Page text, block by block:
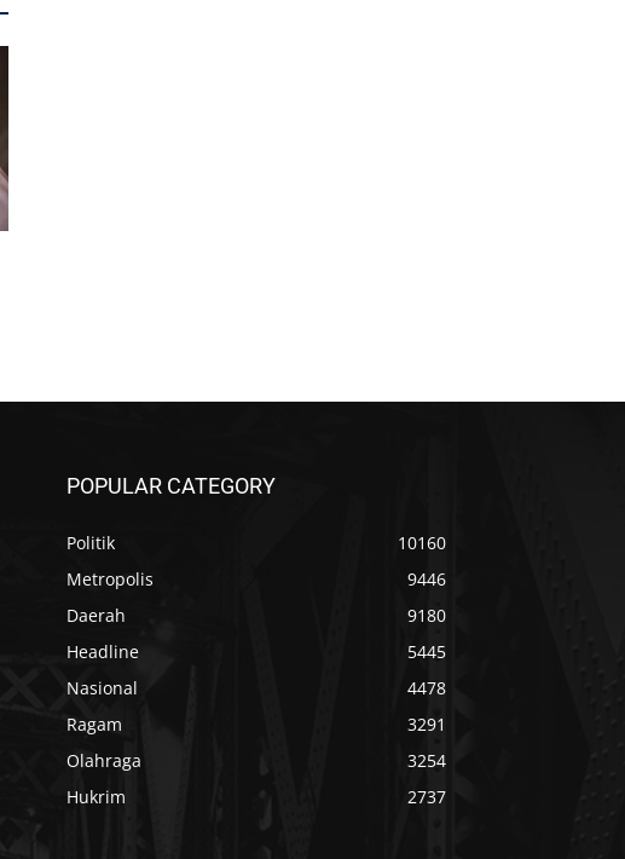
POPULAR CATEGORY
Politik
10160
Metropolis
9446
Daerah
9180
Headline
5445
Nasional
4478
Ragam
3291
Olahraga
3254
Hukrim
2737